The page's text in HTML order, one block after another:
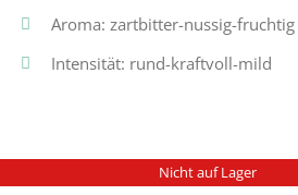
Aroma: zartbitter-nussig-fruchtig
Intensität: rund-kraftvoll-mild
Nicht auf Lager